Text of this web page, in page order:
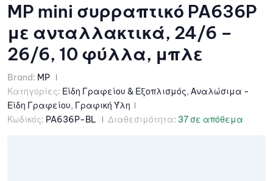
MP mini συρραπτικό PA636P
με ανταλλακτικά, 24/6 –
26/6, 10 φύλλα, μπλε
Brand: MP
Κατηγορίες: Είδη Γραφείου & Εξοπλισμός, Αναλώσιμα -
Είδη Γραφείου, Γραφική Ύλη
Κωδικός: PA636P-BL Διαθεσιμότητα: 37 σε απόθεμα